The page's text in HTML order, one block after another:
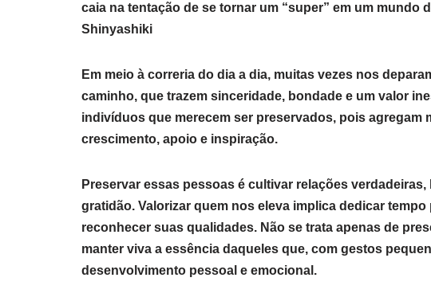
caia na tentação de se tornar um “super” em um mundo
Shinyashiki
Em meio à correria do dia a dia, muitas vezes nos
caminho, que trazem sinceridade, bondade e um valor
indivíduos que merecem ser preservados, pois agregam
crescimento, apoio e inspiração.
Preservar essas pessoas é cultivar relações
gratidão. Valorizar quem nos eleva implica dedicar
reconhecer suas qualidades. Não se trata apenas de
manter viva a essência daqueles que, com gestos
desenvolvimento pessoal e emocional.